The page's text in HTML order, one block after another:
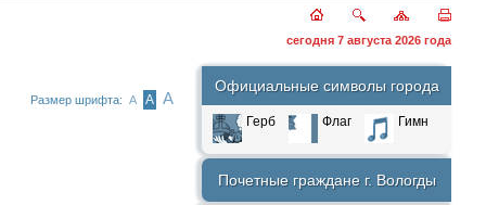
сегодня 7 августа 2026 года
Размер шрифта: А А А
Официальные символы города
Герб Флаг Гимн
Почетные граждане г. Вологды